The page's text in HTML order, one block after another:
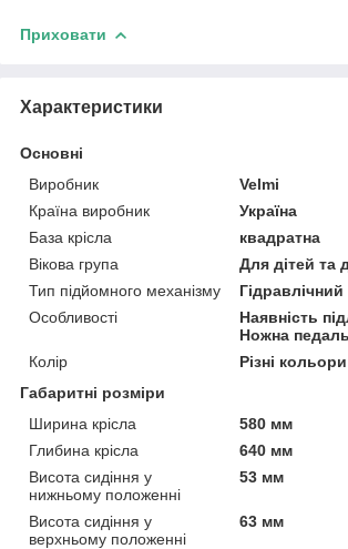
Приховати
Характеристики
Основні
Виробник
Velmi
Країна виробник
Україна
База крісла
квадратна
Вікова група
Для дітей та
Тип підйомного механізму
Гідравлічний
Особливості
Наявність
Ножна педаль
Колір
Різні кольори
Габаритні розміри
Ширина крісла
580 мм
Глибина крісла
640 мм
Висота сидіння у
нижньому положенні
53 мм
Висота сидіння у
верхньому положенні
63 мм